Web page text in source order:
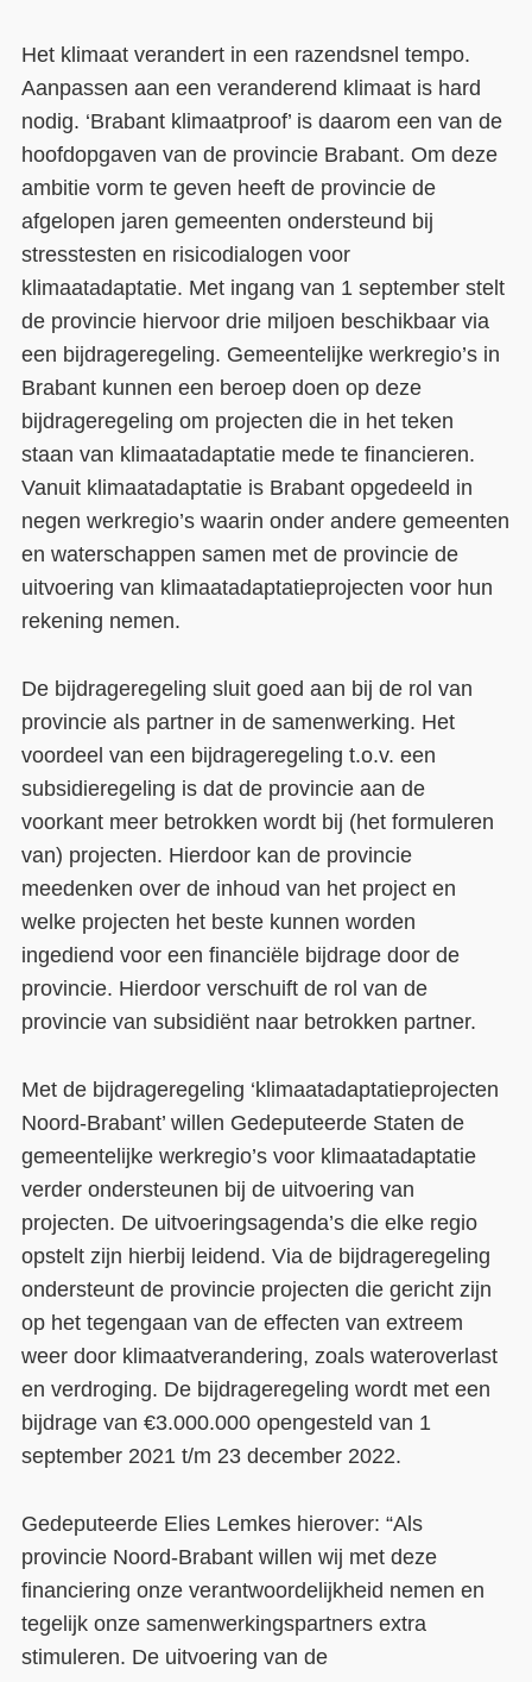
Het klimaat verandert in een razendsnel tempo.
Aanpassen aan een veranderend klimaat is hard
nodig. ‘Brabant klimaatproof’ is daarom een van de
hoofdopgaven van de provincie Brabant. Om deze
ambitie vorm te geven heeft de provincie de
afgelopen jaren gemeenten ondersteund bij
stresstesten en risicodialogen voor
klimaatadaptatie. Met ingang van 1 september stelt
de provincie hiervoor drie miljoen beschikbaar via
een bijdrageregeling. Gemeentelijke werkregio’s in
Brabant kunnen een beroep doen op deze
bijdrageregeling om projecten die in het teken
staan van klimaatadaptatie mede te financieren.
Vanuit klimaatadaptatie is Brabant opgedeeld in
negen werkregio’s waarin onder andere gemeenten
en waterschappen samen met de provincie de
uitvoering van klimaatadaptatieprojecten voor hun
rekening nemen.
De bijdrageregeling sluit goed aan bij de rol van
provincie als partner in de samenwerking. Het
voordeel van een bijdrageregeling t.o.v. een
subsidieregeling is dat de provincie aan de
voorkant meer betrokken wordt bij (het formuleren
van) projecten. Hierdoor kan de provincie
meedenken over de inhoud van het project en
welke projecten het beste kunnen worden
ingediend voor een financiële bijdrage door de
provincie. Hierdoor verschuift de rol van de
provincie van subsidiënt naar betrokken partner.
Met de bijdrageregeling ‘klimaatadaptatieprojecten
Noord-Brabant’ willen Gedeputeerde Staten de
gemeentelijke werkregio’s voor klimaatadaptatie
verder ondersteunen bij de uitvoering van
projecten. De uitvoeringsagenda’s die elke regio
opstelt zijn hierbij leidend. Via de bijdrageregeling
ondersteunt de provincie projecten die gericht zijn
op het tegengaan van de effecten van extreem
weer door klimaatverandering, zoals wateroverlast
en verdroging. De bijdrageregeling wordt met een
bijdrage van €3.000.000 opengesteld van 1
september 2021 t/m 23 december 2022.
Gedeputeerde Elies Lemkes hierover: “Als
provincie Noord-Brabant willen wij met deze
financiering onze verantwoordelijkheid nemen en
tegelijk onze samenwerkingspartners extra
stimuleren. De uitvoering van de